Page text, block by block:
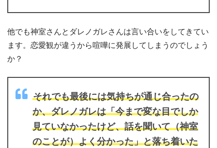
他でも神室さんとダレノガレさんは言い合いをしてきてい
ます。恋愛観が違うから喧嘩に発展してしまうのでしょう
か？
それでも最後には気持ちが通じ合ったの
か、ダレノガレは「今まで変な目でしか
見ていなかったけど、話を聞いて（神室
のことが）よく分かった」と落ち着いた